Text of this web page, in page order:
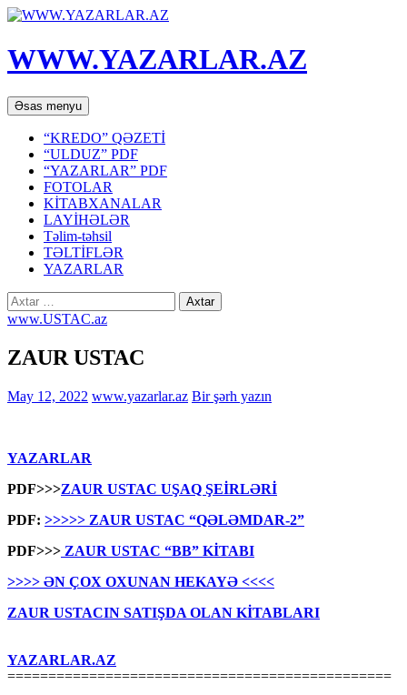
WWW.YAZARLAR.AZ
Axtar
Əsas menyu Mühtəviyyata
keç
“KREDO” QƏZETİ
“ULDUZ” PDF
“YAZARLAR” PDF
FOTOLAR
KİTABXANALAR
LAYİHƏLƏR
Təlim-təhsil
TƏLTİFLƏR
YAZARLAR
Axtarış:
www.USTAC.az
ZAUR USTAC
May 12, 2022 www.yazarlar.az Bir şərh yazın
YAZARLAR
PDF>>>ZAUR USTAC UŞAQ ŞEİRLƏRİ
PDF: >>>>> ZAUR USTAC “QƏLƏMDAR-2”
PDF>>> ZAUR USTAC “BB” KİTABI
>>>> ƏN ÇOX OXUNAN HEKAYƏ <<<<
ZAUR USTACIN SATIŞDA OLAN KİTABLARI
YAZARLAR.AZ
===============================================